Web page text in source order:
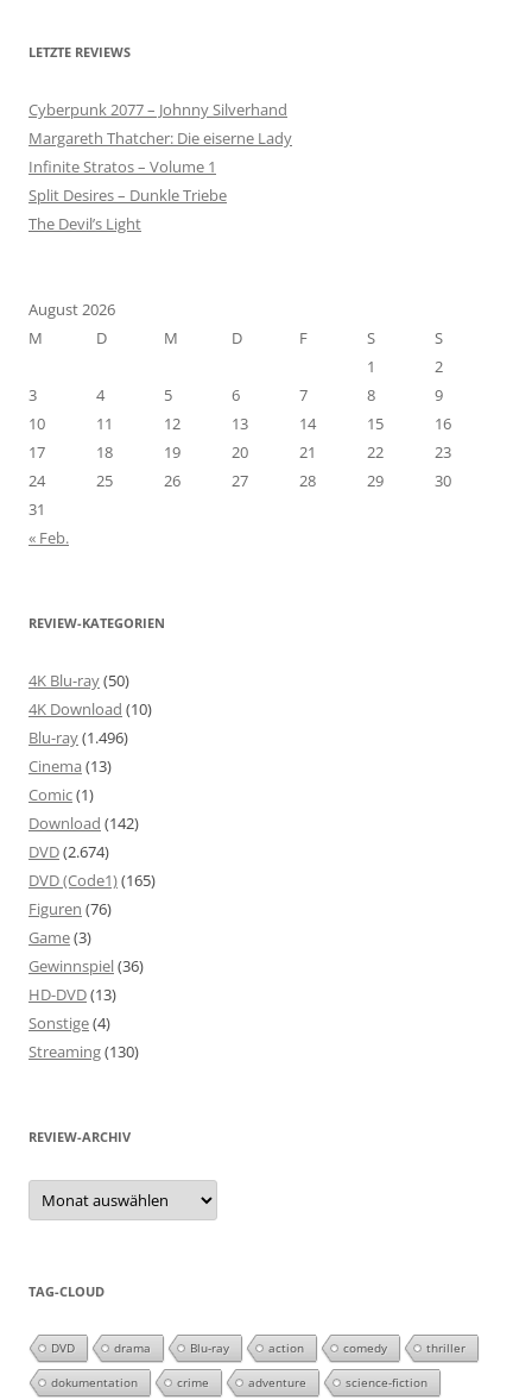
LETZTE REVIEWS
Cyberpunk 2077 – Johnny Silverhand
Margareth Thatcher: Die eiserne Lady
Infinite Stratos – Volume 1
Split Desires – Dunkle Triebe
The Devil’s Light
August 2026
M
D M D F S
S
1
2
3
4 5 6 7 8
9
10
11 12 13 14 15
16
17
18 19 20 21 22
23
24
25 26 27 28 29
30
31
« Feb.
REVIEW-KATEGORIEN
4K Blu-ray(50)
4K Download (10)
Blu-ray(1.496)
Cinema (13)
Comic(1)
Download (142)
DVD(2.674)
DVD (Code1)(165)
Figuren (76)
Game(3)
Gewinnspiel(36)
HD-DVD(13)
Sonstige(4)
Streaming(130)
REVIEW-ARCHIV
Review-
Archiv
TAG-CLOUD
DVD drama Blu-ray action comedy thriller
dokumentation crime adventure science-fiction